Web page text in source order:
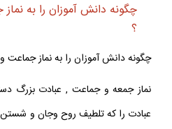
چگونه دانش آموزان را به
؟
چگونه دانش آموزان را به نماز
نماز جمعه و جماعت , عبادت بزرگ
عبادت را كه تلطيف روح وجان و شستن